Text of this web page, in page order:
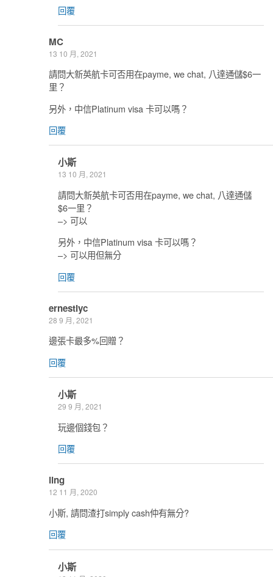
回覆
MC
13 10 月, 2021
請問大新英航卡可否用在payme, we chat, 八達通儲$6一
里？
另外，中信Platinum visa 卡可以嗎？
回覆
小斯
13 10 月, 2021
請問大新英航卡可否用在payme, we chat, 八達通儲
$6一里？
–> 可以
另外，中信Platinum visa 卡可以嗎？
–> 可以用但無分
回覆
ernestlyc
28 9 月, 2021
邊張卡最多%回贈？
回覆
小斯
29 9 月, 2021
玩邊個錢包？
回覆
ling
12 11 月, 2020
小斯, 請問渣打simply cash仲有無分?
回覆
小斯